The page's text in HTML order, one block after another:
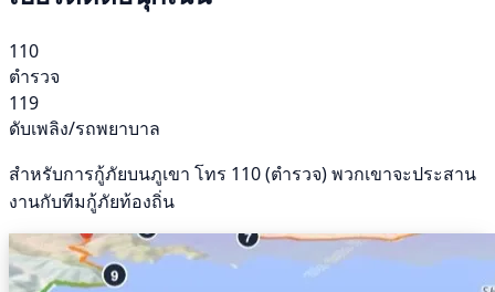
110
ตำรวจ
119
ดับเพลิง/รถพยาบาล
สำหรับการกู้ภัยบนภูเขา โทร 110 (ตำรวจ) พวกเขาจะประสาน
งานกับทีมกู้ภัยท้องถิ่น